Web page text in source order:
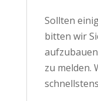
Sollten
bitten wir
zu melden.